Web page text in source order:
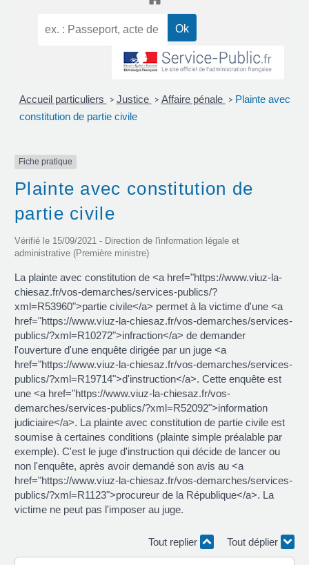
Accueil particuliers > Justice > Affaire pénale > Plainte avec
constitution de partie civile
Fiche pratique
Plainte avec constitution de
partie civile
Vérifié le 15/09/2021 - Direction de l'information légale et
administrative (Première ministre)
La plainte avec constitution de <a href="https://www.viuz-la-
chiesaz.fr/vos-demarches/services-publics/?
xml=R53960">partie civile</a> permet à la victime d'une <a
href="https://www.viuz-la-chiesaz.fr/vos-demarches/services-
publics/?xml=R10272">infraction</a> de demander
l'ouverture d'une enquête dirigée par un juge <a
href="https://www.viuz-la-chiesaz.fr/vos-demarches/services-
publics/?xml=R19714">d'instruction</a>. Cette enquête est
une <a href="https://www.viuz-la-chiesaz.fr/vos-
demarches/services-publics/?xml=R52092">information
judiciaire</a>. La plainte avec constitution de partie civile est
soumise à certaines conditions (plainte simple préalable par
exemple). C'est le juge d'instruction qui décide de lancer ou
non l'enquête, après avoir demandé son avis au <a
href="https://www.viuz-la-chiesaz.fr/vos-demarches/services-
publics/?xml=R1123">procureur de la République</a>. La
victime ne peut pas l'imposer au juge.
Tout replier Tout déplier